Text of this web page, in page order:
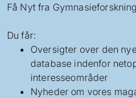
Få Nyt fra
Du får:
Oversigter over den
database indenfor
interesseområder
Nyheder om vores